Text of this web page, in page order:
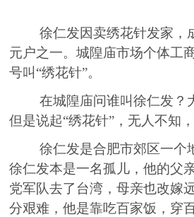
徐仁发因卖绣花针发家，
元户之一。城隍庙市场个体工
号叫 “绣花针”。
在城隍庙问谁叫徐仁发？
但是说起“绣花针” ， 无人不知
徐仁发是合肥市郊区一个
徐仁发本是一名孤儿，他的父
党军队去了台湾，母亲也改嫁
分艰难，他是靠吃百家饭，穿